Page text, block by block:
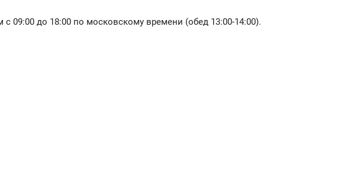
09:00 до 18:00 по московскому времени (обед 13:00-14:00).